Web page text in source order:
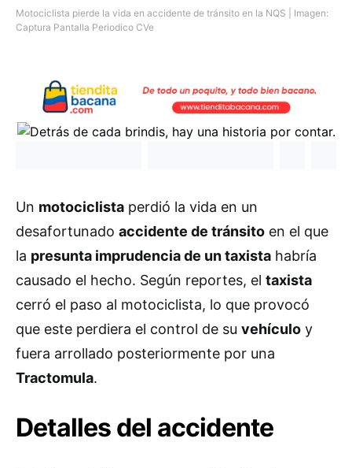
Motociclista pierde la vida en accidente de tránsito en la NQS | Imagen:
Captura Pantalla Periodico CVe
Un motociclista perdió la vida en un
desafortunado accidente de tránsito en el que
la presunta imprudencia de un taxista habría
causado el hecho. Según reportes, el taxista
cerró el paso al motociclista, lo que provocó
que este perdiera el control de su vehículo y
fuera arrollado posteriormente por una
Tractomula.
Detalles del accidente